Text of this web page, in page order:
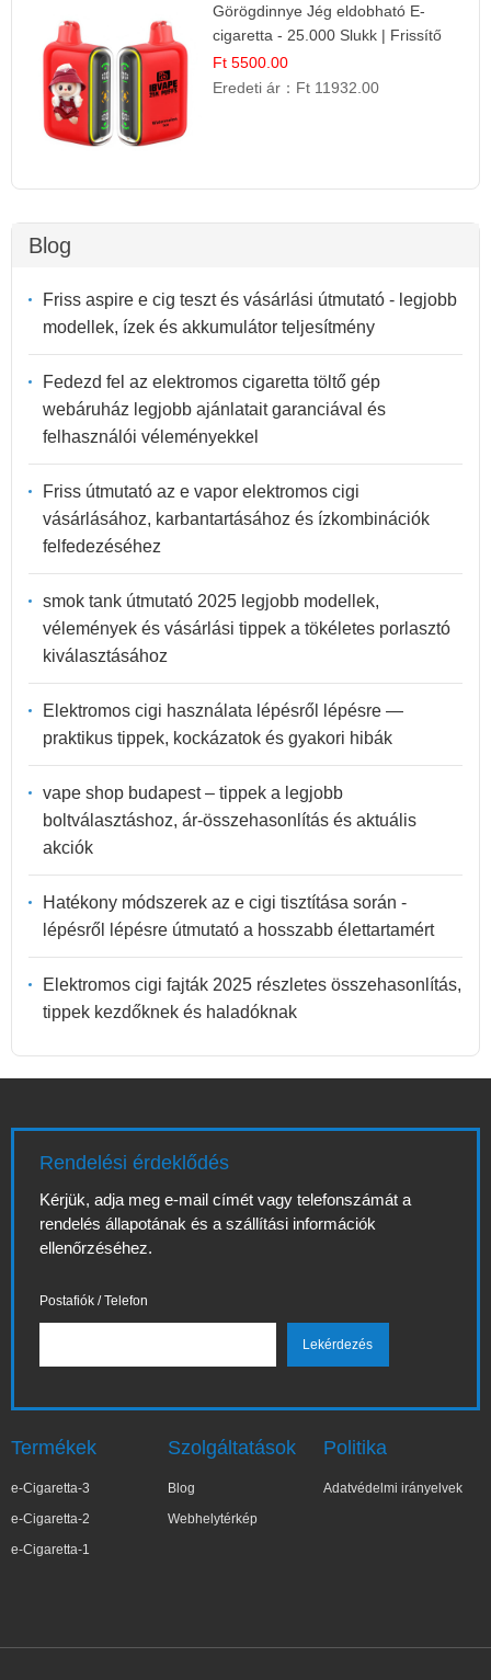
Görögdinnye Jég eldobható E-
cigaretta - 25.000 Slukk | Frissítő
Nyári Íz
Ft 5500.00
Eredeti ár： Ft 11932.00
Blog
Friss aspire e cig teszt és vásárlási útmutató - legjobb
modellek, ízek és akkumulátor teljesítmény
Fedezd fel az elektromos cigaretta töltő gép
webáruház legjobb ajánlatait garanciával és
felhasználói véleményekkel
Friss útmutató az e vapor elektromos cigi
vásárlásához, karbantartásához és ízkombinációk
felfedezéséhez
smok tank útmutató 2025 legjobb modellek,
vélemények és vásárlási tippek a tökéletes porlasztó
kiválasztásához
Elektromos cigi használata lépésről lépésre —
praktikus tippek, kockázatok és gyakori hibák
vape shop budapest – tippek a legjobb
boltválasztáshoz, ár-összehasonlítás és aktuális
akciók
Hatékony módszerek az e cigi tisztítása során -
lépésről lépésre útmutató a hosszabb élettartamért
Elektromos cigi fajták 2025 részletes összehasonlítás,
tippek kezdőknek és haladóknak
Rendelési érdeklődés
Kérjük, adja meg e-mail címét vagy telefonszámát a
rendelés állapotának és a szállítási információk
ellenőrzéséhez.
Postafiók / Telefon
Termékek
e-Cigaretta-3
e-Cigaretta-2
e-Cigaretta-1
Szolgáltatások
Blog
Webhelytérkép
Politika
Adatvédelmi irányelvek